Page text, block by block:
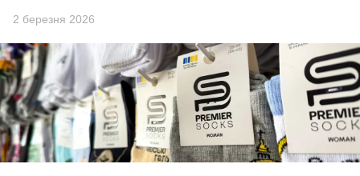
2 березня 2026